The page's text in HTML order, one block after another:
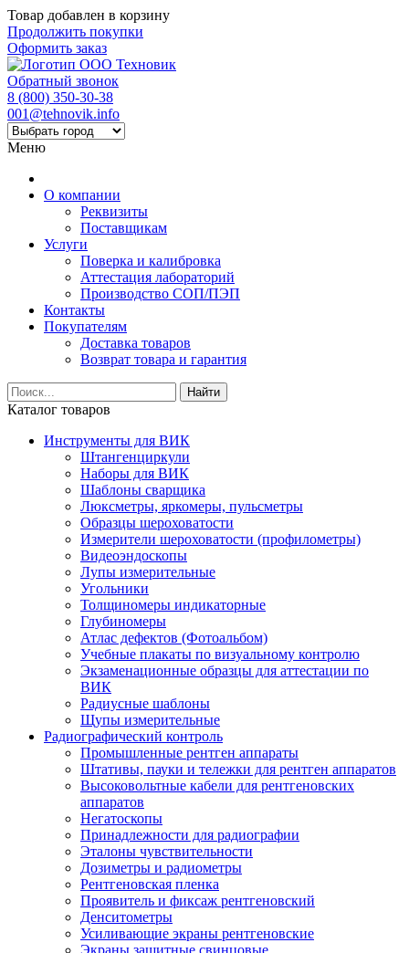
Товар добавлен в корзину
Продолжить покупки
Оформить заказ
Обратный звонок
8 (800) 350-30-38
001@tehnovik.info
Меню
О компании
Реквизиты
Поставщикам
Услуги
Поверка и калибровка
Аттестация лабораторий
Производство СОП/ПЭП
Контакты
Покупателям
Доставка товаров
Возврат товара и гарантия
Найти
Каталог товаров
Инструменты для ВИК
Штангенциркули
Наборы для ВИК
Шаблоны сварщика
Люксметры, яркомеры, пульсметры
Образцы шероховатости
Измерители шероховатости (профилометры)
Видеоэндоскопы
Лупы измерительные
Угольники
Толщиномеры индикаторные
Глубиномеры
Атлас дефектов (Фотоальбом)
Учебные плакаты по визуальному контролю
Экзаменационные образцы для аттестации по
ВИК
Радиусные шаблоны
Щупы измерительные
Радиографический контроль
Промышленные рентген аппараты
Штативы, пауки и тележки для рентген аппаратов
Высоковольтные кабели для рентгеновских
аппаратов
Негатоскопы
Принадлежности для радиографии
Эталоны чувствительности
Дозиметры и радиометры
Рентгеновская пленка
Проявитель и фиксаж рентгеновский
Денситометры
Усиливающие экраны рентгеновские
Экраны защитные свинцовые